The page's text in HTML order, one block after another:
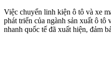
Việc chuyển linh kiện ô tô và xe
phát triển của ngành sản xuất ô
nhanh quốc tế đã xuất hiện, đảm